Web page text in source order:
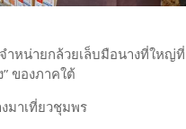
หน่ายกล้วยเล็บมือนางที่ให
ของภาคใต้
มาเที่ยวชุมพร